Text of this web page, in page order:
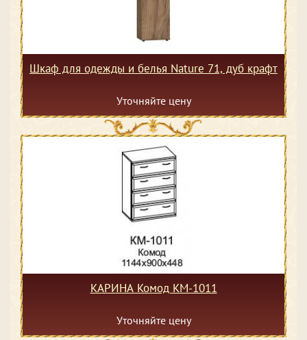
Шкаф для одежды и белья Nature 71, дуб крафт
Уточняйте цену
КАРИНА Комод КМ-1011
Уточняйте цену